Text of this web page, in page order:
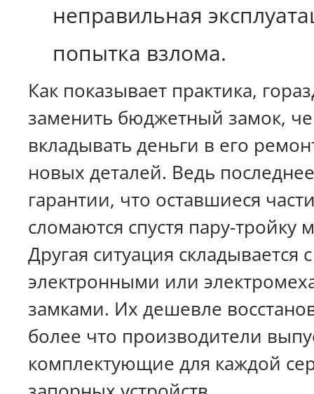
неправильная
попытка взлома.
Как показывает практика,
заменить бюджетный замок,
вкладывать деньги в его
новых деталей. Ведь
гарантии, что оставшиеся
сломаются спустя пару-тройку
Другая ситуация складывается
электронными или
замками. Их дешевле
более что производители
комплектующие для каждой